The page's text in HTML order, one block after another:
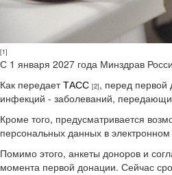
[1]
С 1 января 2027 года Минздрав
Как передаетТАСС [2], перед первой
инфекций - заболеваний,
Кроме того, предусматривается
персональных данных в
Помимо этого, анкеты доноров и
момента первой донации. Сейчас